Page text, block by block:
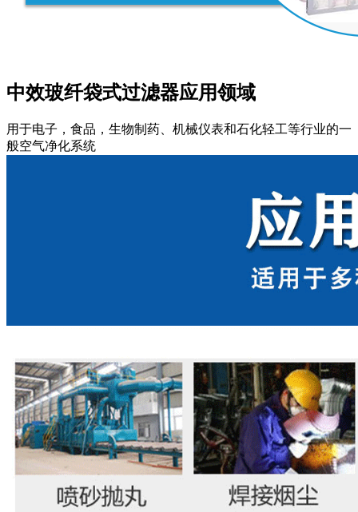
中效玻纤袋式过滤器应用领域
用于电子，食品，生物制药、机械仪表和石化轻工等行业的一
般空气净化系统